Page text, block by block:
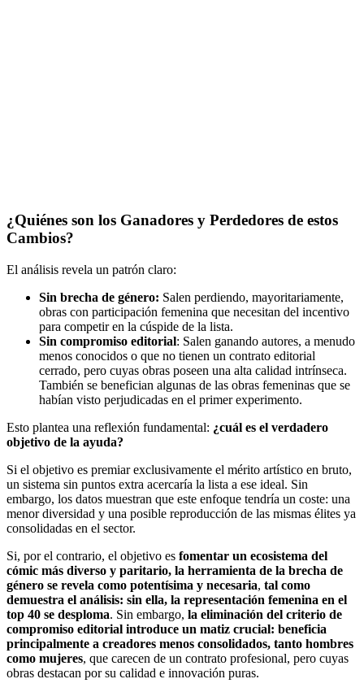
¿Quiénes son los Ganadores y Perdedores de estos
Cambios?
El análisis revela un patrón claro:
Sin brecha de género: Salen perdiendo, mayoritariamente,
obras con participación femenina que necesitan del incentivo
para competir en la cúspide de la lista.
Sin compromiso editorial: Salen ganando autores, a menudo
menos conocidos o que no tienen un contrato editorial
cerrado, pero cuyas obras poseen una alta calidad intrínseca.
También se benefician algunas de las obras femeninas que se
habían visto perjudicadas en el primer experimento.
Esto plantea una reflexión fundamental: ¿cuál es el verdadero
objetivo de la ayuda?
Si el objetivo es premiar exclusivamente el mérito artístico en bruto,
un sistema sin puntos extra acercaría la lista a ese ideal. Sin
embargo, los datos muestran que este enfoque tendría un coste: una
menor diversidad y una posible reproducción de las mismas élites ya
consolidadas en el sector.
Si, por el contrario, el objetivo es fomentar un ecosistema del
cómic más diverso y paritario, la herramienta de la brecha de
género se revela como potentísima y necesaria, tal como
demuestra el análisis: sin ella, la representación femenina en el
top 40 se desploma. Sin embargo, la eliminación del criterio de
compromiso editorial introduce un matiz crucial: beneficia
principalmente a creadores menos consolidados, tanto hombres
como mujeres, que carecen de un contrato profesional, pero cuyas
obras destacan por su calidad e innovación puras.